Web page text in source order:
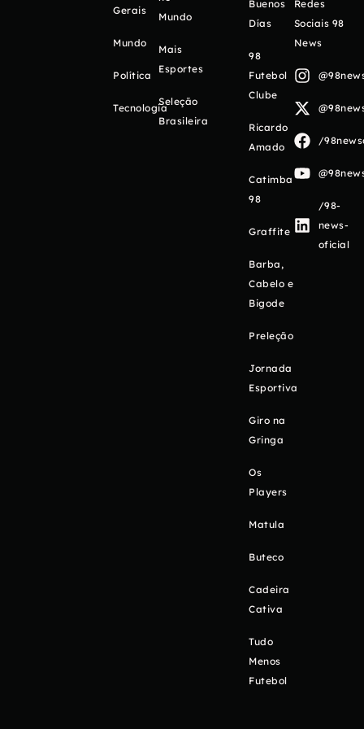
Gerais
Mundo
Política
Tecnologia
Mundo
Mais
Esportes
Seleção
Brasileira
Buenos
Días
98
Futebol
Clube
Ricardo
Amado
Catimba
98
Graffite
Barba,
Cabelo e
Bigode
Preleção
Jornada
Esportiva
Giro na
Gringa
Os
Players
Matula
Buteco
Cadeira
Cativa
Tudo
Menos
Futebol
Redes
Sociais 98
News
/
/98-
news-
oficial